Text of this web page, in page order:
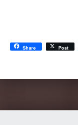
Share Post